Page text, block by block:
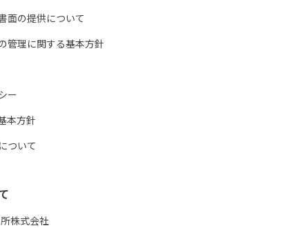
面の提供について
管理に関する基本方針
ー
本方針
ついて
株式会社